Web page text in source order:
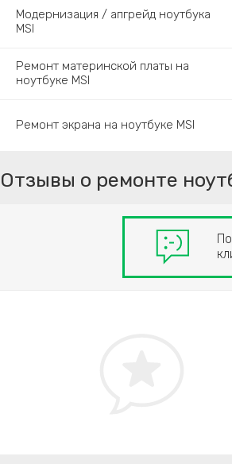
Модернизация / апгрейд ноутбука
MSI
Ремонт материнской платы на
ноутбуке MSI
Ремонт экрана на ноутбуке MSI
Отзывы о ремонте